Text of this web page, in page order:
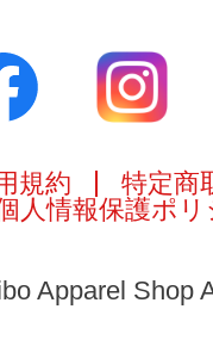
規約
特定商
人情報保護ポリ
Apparel Shop